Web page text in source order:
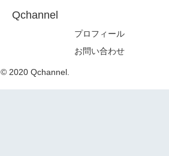
Qchannel
プロフィール
お問い合わせ
© 2020 Qchannel.